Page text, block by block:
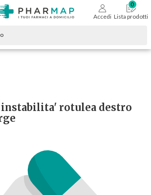
Accedi Lista prodotti
rotulea destro